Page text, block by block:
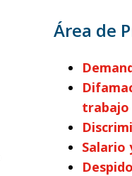
Área de
trabajo
Salario